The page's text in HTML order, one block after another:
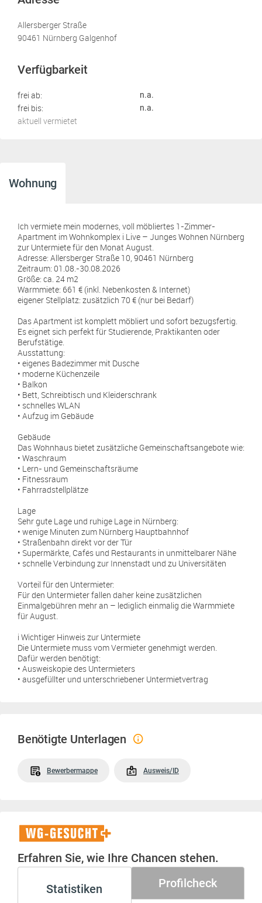
Allersberger Straße
90461 Nürnberg Galgenhof
Verfügbarkeit
frei ab: n.a.
frei bis: n.a.
aktuell vermietet
Wohnung
Ich vermiete mein modernes, voll möbliertes 1-Zimmer-
Apartment im Wohnkomplex i Live – Junges Wohnen Nürnberg
zur Untermiete für den Monat August.
Adresse: Allersberger Straße 10, 90461 Nürnberg
Zeitraum: 01.08.-30.08.2026
Größe: ca. 24 m2
Warmmiete: 661 € (inkl. Nebenkosten & Internet)
eigener Stellplatz: zusätzlich 70 € (nur bei Bedarf)
Das Apartment ist komplett möbliert und sofort bezugsfertig.
Es eignet sich perfekt für Studierende, Praktikanten oder
Berufstätige.
Ausstattung:
• eigenes Badezimmer mit Dusche
• moderne Küchenzeile
• Balkon
• Bett, Schreibtisch und Kleiderschrank
• schnelles WLAN
• Aufzug im Gebäude
Gebäude
Das Wohnhaus bietet zusätzliche Gemeinschaftsangebote wie:
• Waschraum
• Lern- und Gemeinschaftsräume
• Fitnessraum
• Fahrradstellplätze
Lage
Sehr gute Lage und ruhige Lage in Nürnberg:
• wenige Minuten zum Nürnberg Hauptbahnhof
• Straßenbahn direkt vor der Tür
• Supermärkte, Cafés und Restaurants in unmittelbarer Nähe
• schnelle Verbindung zur Innenstadt und zu Universitäten
Vorteil für den Untermieter:
Für den Untermieter fallen daher keine zusätzlichen
Einmalgebühren mehr an – lediglich einmalig die Warmmiete
für August.
i️ Wichtiger Hinweis zur Untermiete
Die Untermiete muss vom Vermieter genehmigt werden.
Dafür werden benötigt:
• Ausweiskopie des Untermieters
• ausgefüllter und unterschriebener Untermietvertrag
Benötigte Unterlagen
Bewerbermappe Ausweis/ID
WG-
Gesucht+
Erfahren Sie, wie Ihre Chancen stehen.
Statistiken Profilcheck